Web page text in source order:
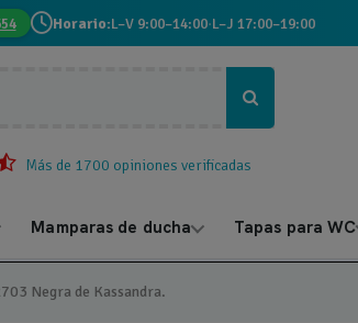
Horario:L–V 9:00–14:00·L–J 17:00–19:00
Más de 1700 opiniones verificadas
Mamparas de ducha Tapas para WC
Negra de Kassandra.